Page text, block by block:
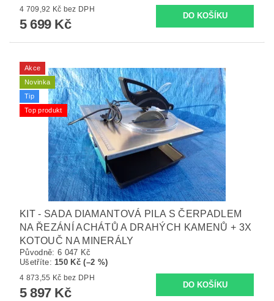
4 709,92 Kč bez DPH
5 699 Kč
Akce
Novinka
Tip
Top produkt
KIT - SADA DIAMANTOVÁ PILA S ČERPADLEM
NA ŘEZÁNÍ ACHÁTŮ A DRAHÝCH KAMENŮ + 3X
KOTOUČ NA MINERÁLY
Původně: 6 047 Kč
Ušetříte: 150 Kč (–2 %)
4 873,55 Kč bez DPH
5 897 Kč